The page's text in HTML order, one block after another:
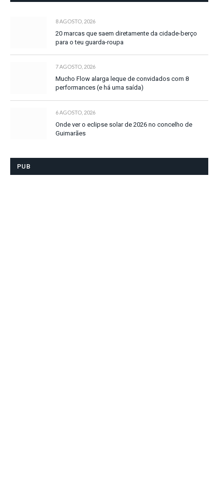
8 AGOSTO, 2026
20 marcas que saem diretamente da cidade-berço
para o teu guarda-roupa
7 AGOSTO, 2026
Mucho Flow alarga leque de convidados com 8
performances (e há uma saída)
6 AGOSTO, 2026
Onde ver o eclipse solar de 2026 no concelho de
Guimarães
PUB